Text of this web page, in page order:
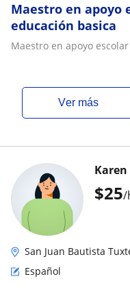
Maestro en apoyo
educación basica
Maestro en apoyo
ver más
$25/
Karen
San Juan Bautista
Español